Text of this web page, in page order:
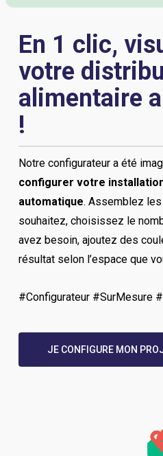
En 1 clic,
votre
alimentaire
!
Notre configurateur a été
configurer votre
automatique. Assemblez
souhaitez, choisissez le
avez besoin, ajoutez des
résultat selon l’espace que
#Configurateur #SurMesure
JE CONFIGURE MON